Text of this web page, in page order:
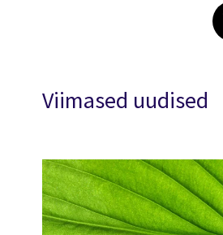
Viimased uudised